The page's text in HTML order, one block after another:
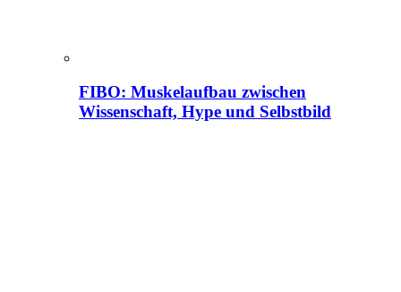
FIBO: Muskelaufbau zwischen
Wissenschaft, Hype und Selbstbild